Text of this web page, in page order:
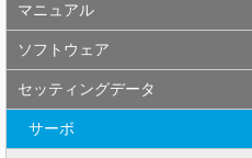
マニュアル
ソフトウェア
セッティングデータ
サーボ